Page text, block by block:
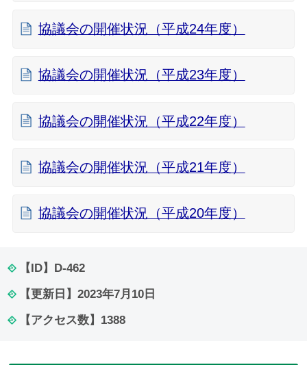
協議会の開催状況（平成24年度）
協議会の開催状況（平成23年度）
協議会の開催状況（平成22年度）
協議会の開催状況（平成21年度）
協議会の開催状況（平成20年度）
【ID】 D-462
【更新日】 2023年7月10日
【アクセス数】 1388